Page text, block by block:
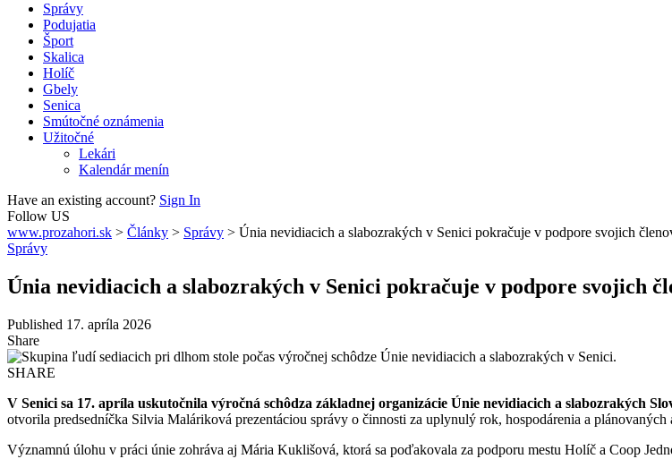
Správy
Podujatia
Šport
Skalica
Holíč
Gbely
Senica
Smútočné oznámenia
Užitočné
Lekári
Kalendár menín
Have an existing account? Sign In
Follow US
www.prozahori.sk > Články > Správy > Únia nevidiacich a slabozrakých v Senici pokračuje v podpore svojich
Správy
Únia nevidiacich a slabozrakých v Senici pokračuje v podpore svojich
Published 17. apríla 2026
Share
SHARE
V Senici sa 17. apríla uskutočnila výročná schôdza základnej organizácie Únie nevidiacich a slabozrakých
otvorila predsedníčka Silvia Maláriková prezentáciou správy o činnosti za uplynulý rok, hospodárenia a
Významnú úlohu v práci únie zohráva aj Mária Kuklišová, ktorá sa poďakovala za podporu mestu Holíč a Coop